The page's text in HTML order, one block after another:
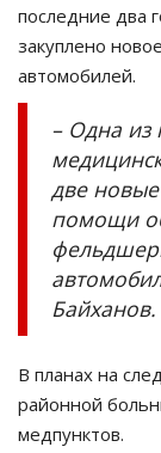
последние два
закуплено
автомобилей.
– Одна из
две
помощи
Байханов.
В планах на
районной
медпунктов.